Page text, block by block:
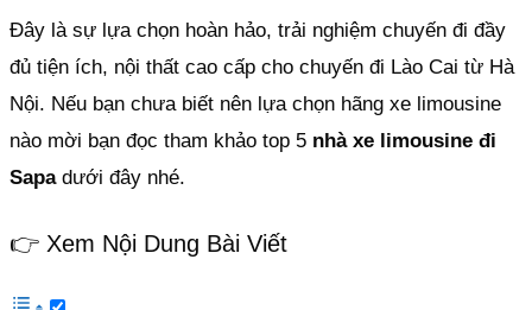
Đây là sự lựa chọn hoàn hảo, trải nghiệm chuyến đi đầy
đủ tiện ích, nội thất cao cấp cho chuyến đi Lào Cai từ Hà
Nội. Nếu bạn chưa biết nên lựa chọn hãng xe limousine
nào mời bạn đọc tham khảo top 5 nhà xe limousine đi
Sapadưới đây nhé.
👉 Xem Nội Dung Bài Viết